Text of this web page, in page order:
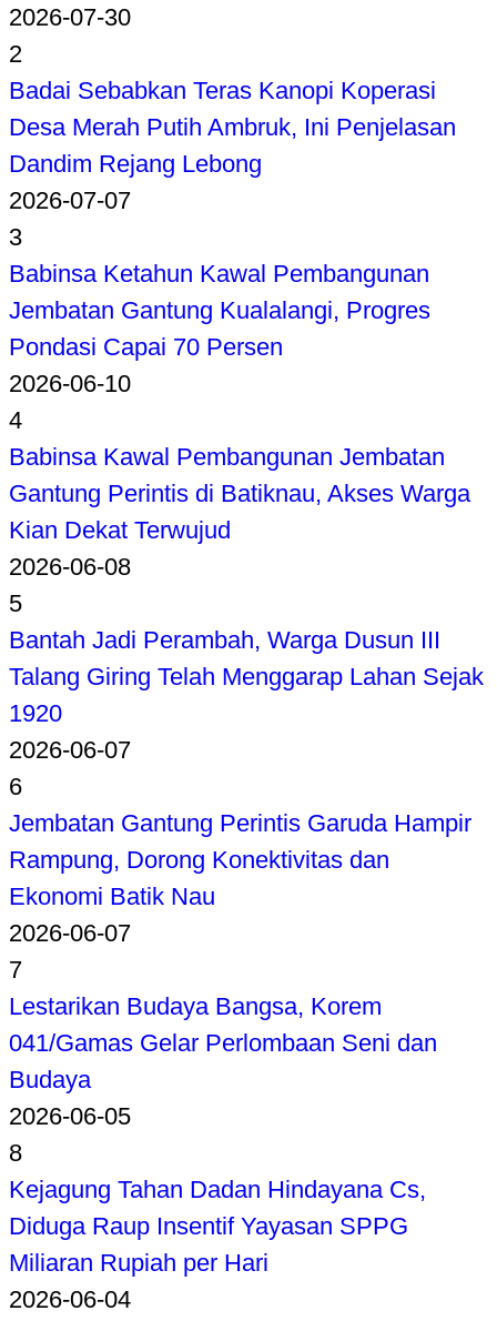
2026-07-30
2
Badai Sebabkan Teras Kanopi Koperasi
Desa Merah Putih Ambruk, Ini Penjelasan
Dandim Rejang Lebong
2026-07-07
3
Babinsa Ketahun Kawal Pembangunan
Jembatan Gantung Kualalangi, Progres
Pondasi Capai 70 Persen
2026-06-10
4
Babinsa Kawal Pembangunan Jembatan
Gantung Perintis di Batiknau, Akses Warga
Kian Dekat Terwujud
2026-06-08
5
Bantah Jadi Perambah, Warga Dusun III
Talang Giring Telah Menggarap Lahan Sejak
1920
2026-06-07
6
Jembatan Gantung Perintis Garuda Hampir
Rampung, Dorong Konektivitas dan
Ekonomi Batik Nau
2026-06-07
7
Lestarikan Budaya Bangsa, Korem
041/Gamas Gelar Perlombaan Seni dan
Budaya
2026-06-05
8
Kejagung Tahan Dadan Hindayana Cs,
Diduga Raup Insentif Yayasan SPPG
Miliaran Rupiah per Hari
2026-06-04